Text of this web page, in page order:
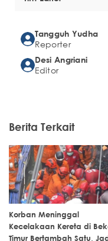
Tangguh Yudha
Reporter
Desi Angriani
Editor
Berita Terkait
Korban Meninggal
Kecelakaan Kereta di
Timur Bertambah Satu,